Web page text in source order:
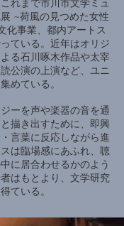
れまで市川市文学ミュ
~荷風の見つめた女性
化事業、都内アートス
ている。近年はオリジ
る石川啄木作品や太宰
公演の上演など、ユニ
めている。
ーを声や楽器の音を通
描き出すために、即興
言葉に反応しながら進
は臨場感にあふれ、聴
に居合わせるかのよう
はもとより、文学研究
ている。